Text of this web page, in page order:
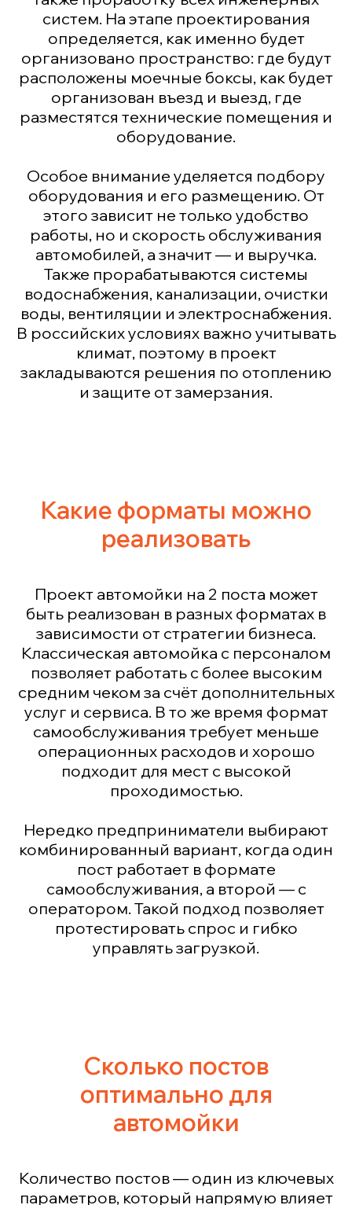
систем. На этапе проектирования
определяется, как именно будет
организовано пространство: где будут
расположены моечные боксы, как будет
организован въезд и выезд, где
разместятся технические помещения и
оборудование.
Особое внимание уделяется подбору
оборудования и его размещению. От
этого зависит не только удобство
работы, но и скорость обслуживания
автомобилей, а значит — и выручка.
Также прорабатываются системы
водоснабжения, канализации, очистки
воды, вентиляции и электроснабжения.
В российских условиях важно учитывать
климат, поэтому в проект
закладываются решения по отоплению
и защите от замерзания.
Какие форматы можно
реализовать
Проект автомойки на 2 поста может
быть реализован в разных форматах в
зависимости от стратегии бизнеса.
Классическая автомойка с персоналом
позволяет работать с более высоким
средним чеком за счёт дополнительных
услуг и сервиса. В то же время формат
самообслуживания требует меньше
операционных расходов и хорошо
подходит для мест с высокой
проходимостью.
Нередко предприниматели выбирают
комбинированный вариант, когда один
пост работает в формате
самообслуживания, а второй — с
оператором. Такой подход позволяет
протестировать спрос и гибко
управлять загрузкой.
Сколько постов
оптимально для
автомойки
Количество постов — один из ключевых
параметров, который напрямую влияет